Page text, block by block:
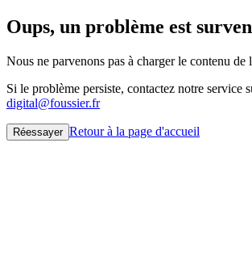
Oups, un problème est
Nous ne parvenons pas à charger le contenu de
Si le problème persiste, contactez notre service
digital@foussier.fr
Réessayer Retour à la page d'accueil